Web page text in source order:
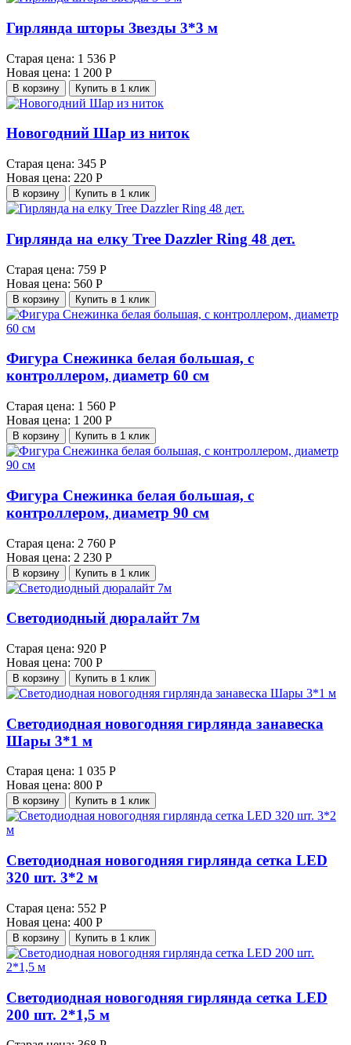
Гирлянда шторы Звезды 3*3 м
Старая цена: 1 536 Р
Новая цена: 1 200 Р
В корзину Купить в 1 клик
Новогодний Шар из ниток
Старая цена: 345 Р
Новая цена: 220 Р
В корзину Купить в 1 клик
Гирлянда на елку Tree Dazzler Ring 48 дет.
Старая цена: 759 Р
Новая цена: 560 Р
В корзину Купить в 1 клик
Фигура Снежинка белая большая, с
контроллером, диаметр 60 см
Старая цена: 1 560 Р
Новая цена: 1 200 Р
В корзину Купить в 1 клик
Фигура Снежинка белая большая, с
контроллером, диаметр 90 см
Старая цена: 2 760 Р
Новая цена: 2 230 Р
В корзину Купить в 1 клик
Светодиодный дюралайт 7м
Старая цена: 920 Р
Новая цена: 700 Р
В корзину Купить в 1 клик
Светодиодная новогодняя гирлянда занавеска
Шары 3*1 м
Старая цена: 1 035 Р
Новая цена: 800 Р
В корзину Купить в 1 клик
Светодиодная новогодняя гирлянда сетка LED
320 шт. 3*2 м
Старая цена: 552 Р
Новая цена: 400 Р
В корзину Купить в 1 клик
Светодиодная новогодняя гирлянда сетка LED
200 шт. 2*1,5 м